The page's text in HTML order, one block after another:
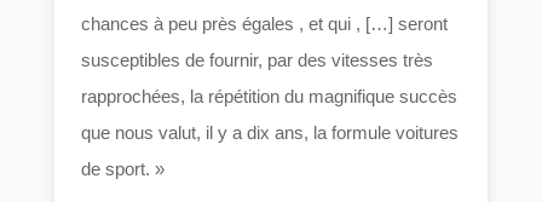
chances à peu près égales , et qui , […] seront
susceptibles de fournir, par des vitesses très
rapprochées, la répétition du magnifique succès
que nous valut, il y a dix ans, la formule voitures
de sport. »